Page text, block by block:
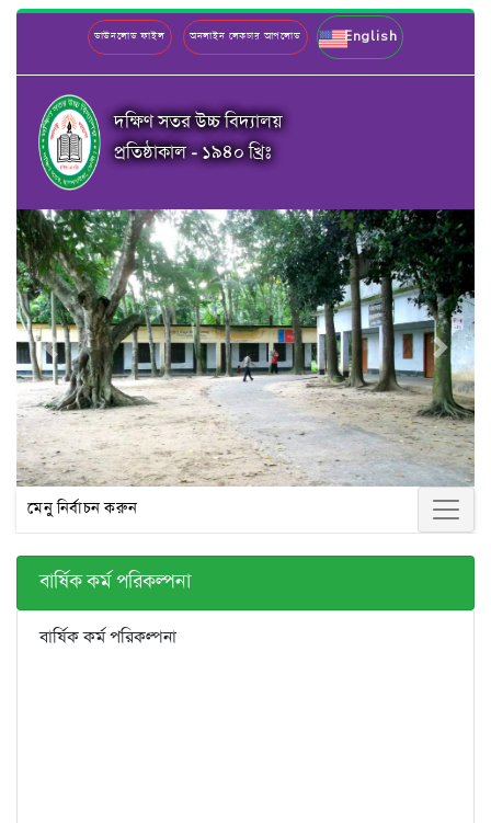
ডাউনলোড ফাইল অনলাইন লেকচার আপলোড English
দক্ষিণ সতর উচ্চ বিদ্যালয়
প্রতিষ্ঠাকাল - ১৯৪০ খ্রিঃ
Previous Next
মেনু নির্বাচন করুন
বার্ষিক কর্ম পরিকল্পনা
বার্ষিক কর্ম পরিকল্পনা